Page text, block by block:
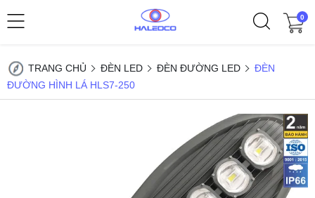
0
TRANG CHỦ ĐÈN LED ĐÈN ĐƯỜNG LED
ĐÈN
ĐƯỜNG HÌNH LÁ HLS7-250